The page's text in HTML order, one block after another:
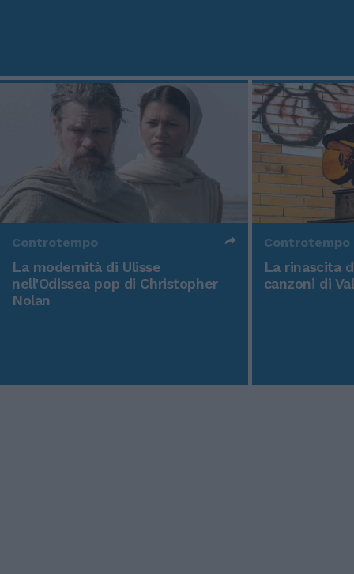
Controtempo
La modernità di Ulisse
nell'Odissea pop di Christopher
Nolan
Controtempo
La rinascita
canzoni di